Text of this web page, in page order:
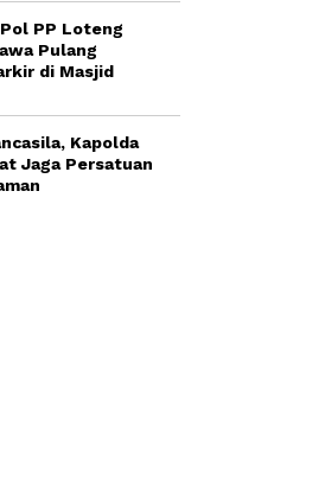
PP Loteng
Pulang
di Masjid
Kapolda
Jaga Persatuan